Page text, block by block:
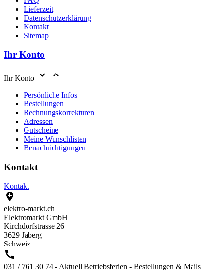
Lieferzeit
Datenschutzerklärung
Kontakt
Sitemap
Ihr Konto
Ihr Konto  
Persönliche Infos
Bestellungen
Rechnungskorrekturen
Adressen
Gutscheine
Meine Wunschlisten
Benachrichtigungen
Kontakt
Kontakt

elektro-markt.ch
Elektromarkt GmbH
Kirchdorfstrasse 26
3629 Jaberg
Schweiz

031 / 761 30 74 - Aktuell Betriebsferien - Bestellungen & Mails